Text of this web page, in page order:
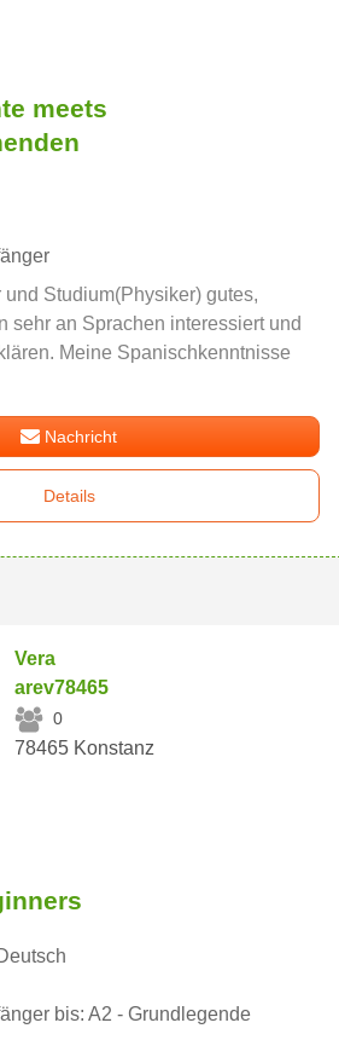
meets
und Studium(Physiker) gutes,
sehr an Sprachen interessiert und
Meine Spanischkenntnisse
Nachricht
Details
Vera
arev78465
0
78465 Konstanz
bis: A2 - Grundlegende